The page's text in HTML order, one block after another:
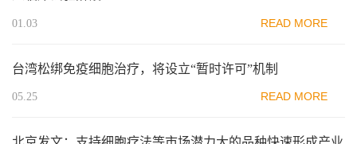
01.03 READ MORE
台湾松绑免疫细胞治疗，将设立“暂时许可”机制
05.25 READ MORE